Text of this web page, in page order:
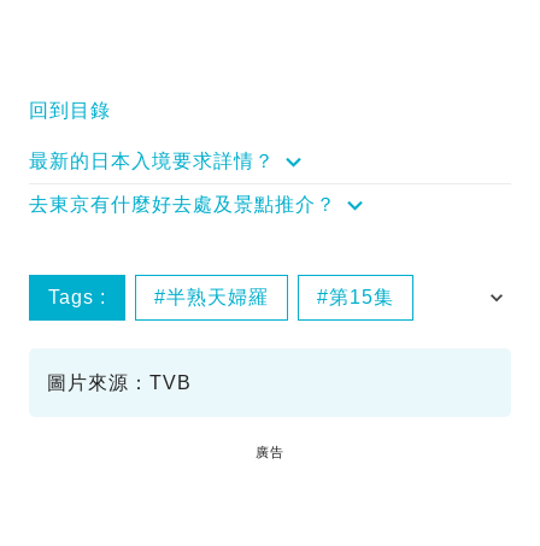
回到目錄
最新的日本入境要求詳情？
去東京有什麼好去處及景點推介？
Tags : 半熟天婦羅 第15集
圖片來源：TVB
廣告